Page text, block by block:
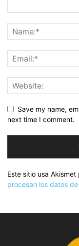
Save my name,
next time I comment.
Este sitio usa
procesan los datos